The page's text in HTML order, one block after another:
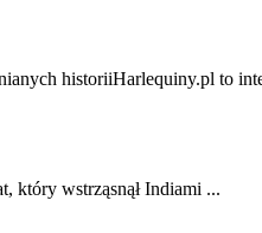
historiiHarlequiny.pl to
który⁢ wstrząsnął Indiami ...